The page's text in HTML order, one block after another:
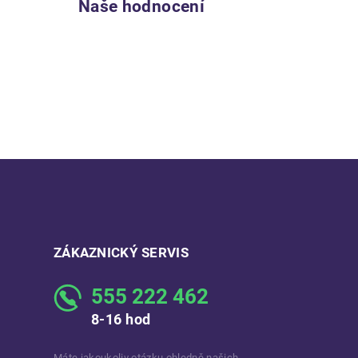
Naše hodnocení
ZÁKAZNICKÝ SERVIS
555 222 462
8-16 hod